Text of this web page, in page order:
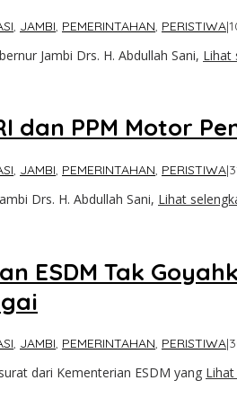
, JAMBI, PEMERINTAHAN, PERISTIWA|
Jambi Drs. H. Abdullah Sani, Lihat
dan PPM Motor
, JAMBI, PEMERINTAHAN, PERISTIWA|
Drs. H. Abdullah Sani, Lihat
ESDM Tak
, JAMBI, PEMERINTAHAN, PERISTIWA|
dari Kementerian ESDM yang